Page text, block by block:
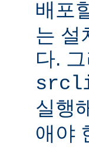
배포
는 설
다.
실행
애야